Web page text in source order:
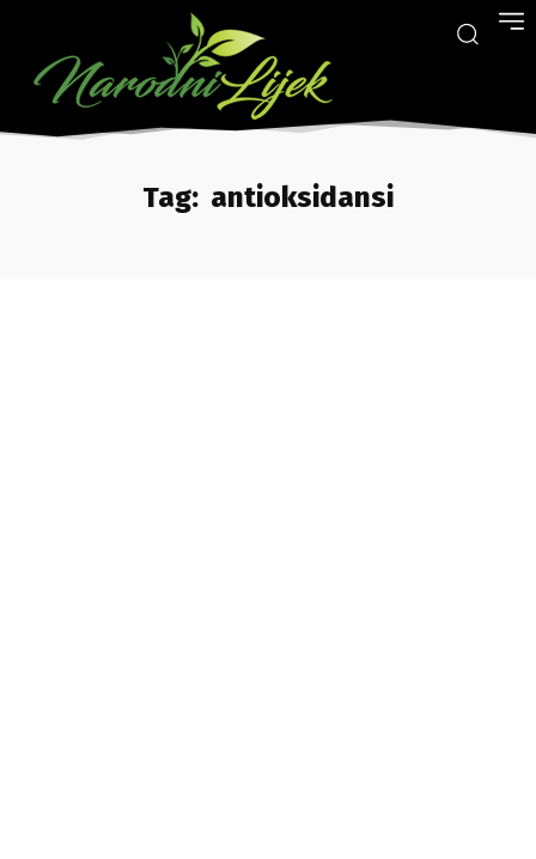
Tag: antioksidansi